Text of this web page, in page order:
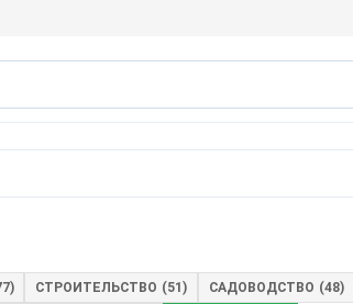
СТРОИТЕЛЬСТВО (51) САДОВОДСТВО (48)